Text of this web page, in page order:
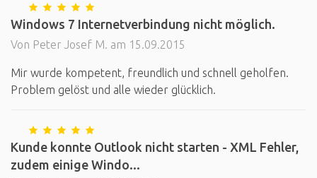
Windows 7 Internetverbindung nicht möglich.
Von Peter Josef M. am 15.09.2015
Mir wurde kompetent, freundlich und schnell geholfen.
Problem gelöst und alle wieder glücklich.
Kunde konnte Outlook nicht starten - XML Fehler,
zudem einige Windo...